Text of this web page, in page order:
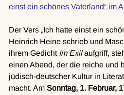
einst ein schönes Vaterland“ im
Der Vers „Ich hatte einst ein
Heinrich Heine schrieb und
ihrem Gedicht Im Exil aufgriff,
einen Abend, der die reiche und
jüdisch-deutscher Kultur in
macht. Am Sonntag, 1. Februar,